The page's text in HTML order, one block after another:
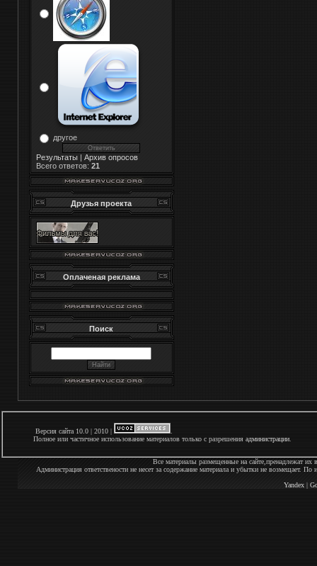
другое
Результаты| Архив опросов
Всего ответов: 21
Друзья проекта
Оплаченая реклама
Поиск
Версия сайта 10.0 | 2010 |
Полное или частичное использование материалов только с разрешения администрации
Все материалы размещенные на сайте,пренадлежат
Администрация ответствености не несет за содержание материала и убытки не
Yandex |